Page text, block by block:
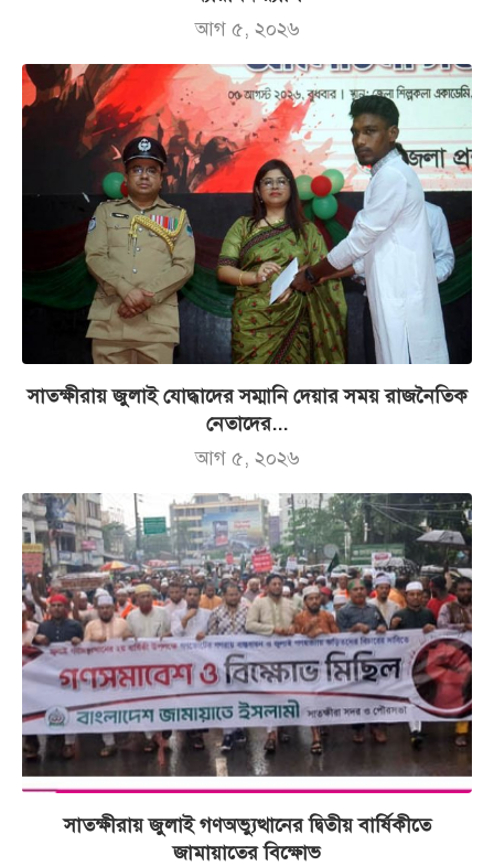
আগ ৫, ২০২৬
সাতক্ষীরায় জুলাই যোদ্ধাদের সম্মানি দেয়ার সময় রাজনৈতিক
নেতাদের...
আগ ৫, ২০২৬
সাতক্ষীরায় জুলাই গণঅভ্যুত্থানের দ্বিতীয় বার্ষিকীতে
জামায়াতের বিক্ষোভ